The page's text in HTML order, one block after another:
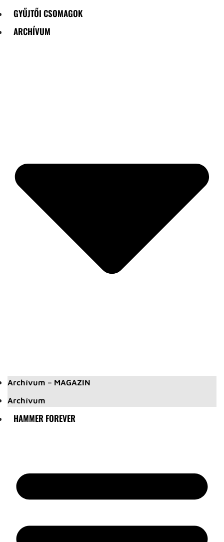
GYŰJTŐI CSOMAGOK
ARCHÍVUM
Archívum – MAGAZIN
Archívum
HAMMER FOREVER